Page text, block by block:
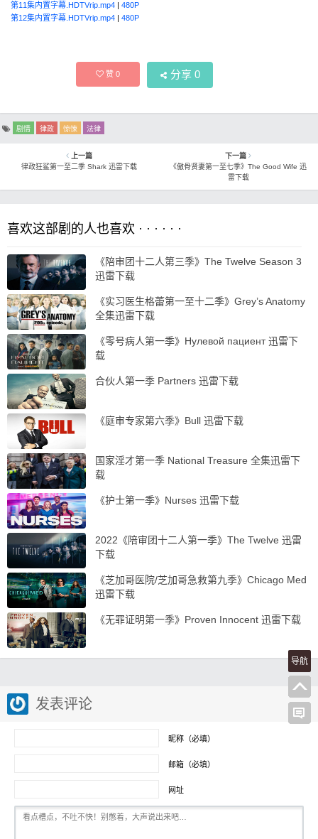
第11集内置字幕.HDTVrip.mp4
480P
第12集内置字幕.HDTVrip.mp4
480P
赞0 分享 0
剧情 律政 惊悚 法律
上一篇
律政狂鲨第一至二季 Shark 迅雷下载
下一篇
《傲骨贤妻第一至七季》The Good Wife 迅
雷下载
喜欢这部剧的人也喜欢 · · · · · ·
《陪审团十二人第三季》The Twelve Season 3
迅雷下载
《实习医生格蕾第一至十二季》Grey’s Anatomy
全集迅雷下载
《零号病人第一季》Нулевой пациент 迅雷下
载
合伙人第一季 Partners 迅雷下载
《庭审专家第六季》Bull 迅雷下载
国家淫才第一季 National Treasure 全集迅雷下
载
《护士第一季》Nurses 迅雷下载
2022《陪审团十二人第一季》The Twelve 迅雷
下载
《芝加哥医院/芝加哥急救第九季》Chicago Med
迅雷下载
《无罪证明第一季》Proven Innocent 迅雷下载
发表评论
昵称（必填）
邮箱（必填）
网址
导航